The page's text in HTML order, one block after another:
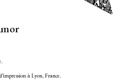
à Lyon, France.